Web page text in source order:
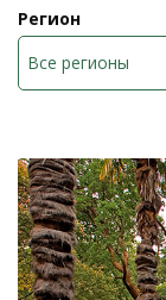
Регион
Все регионы